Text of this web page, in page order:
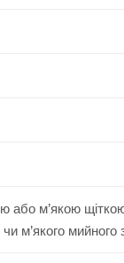
або м’якою
м’якого мийного